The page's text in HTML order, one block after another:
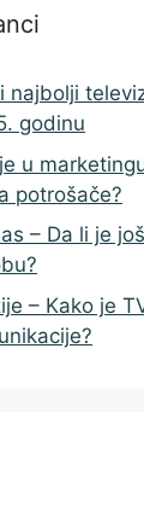
najbolji
godinu
u
potrošače?
– Da li je
– Kako je